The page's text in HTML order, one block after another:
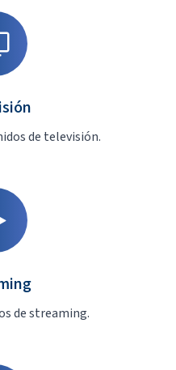
de televisión.
de streaming.